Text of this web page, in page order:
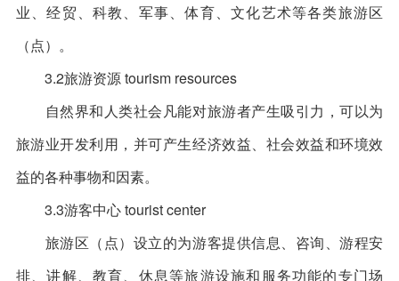
业、经贸、科教、军事、体育、文化艺术等各类旅游区
（点）。
3.2旅游资源 tourism resources
自然界和人类社会凡能对旅游者产生吸引力，可以为
旅游业开发利用，并可产生经济效益、社会效益和环境效
益的各种事物和因素。
3.3游客中心 tourist center
旅游区（点）设立的为游客提供信息、咨询、游程安
排、讲解、教育、休息等旅游设施和服务功能的专门场